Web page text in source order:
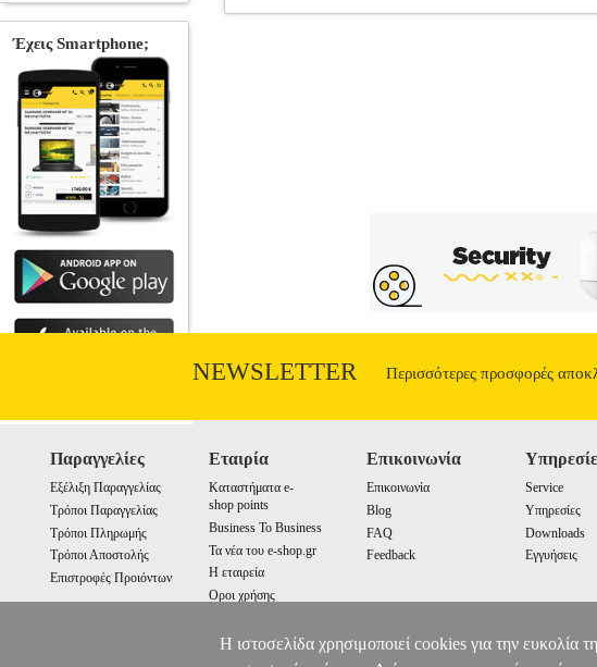
NEWSLETTER Περισσότερες προσφορές
Παραγγελίες
Εξέλιξη Παραγγελίας
Τρόποι Παραγγελίας
Τρόποι Πληρωμής
Τρόποι Αποστολής
Επιστροφές Προιόντων
Εταιρία
Καταστήματα e-
shop points
Business To Business
Τα νέα του e-shop.gr
Η εταιρεία
Οροι χρήσης
Επικοινωνία
Επικοινωνία
Blog
FAQ
Feedback
Service
Υπηρεσίες
Downloads
Εγγυήσεις
Η ιστοσελίδα χρησιμοποιεί cookies για την ευκολία